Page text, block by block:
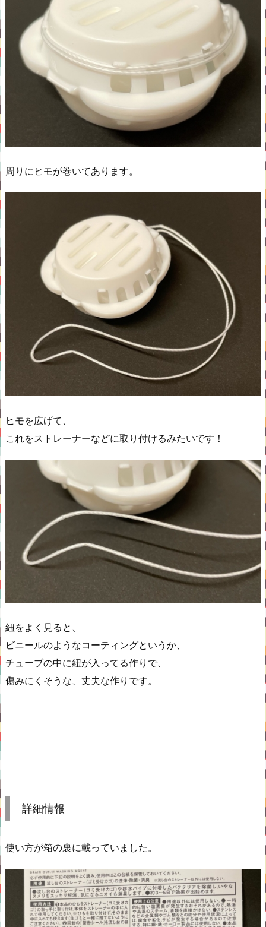
周りにヒモが巻いてあります。
ヒモを広げて、
これをストレーナーなどに取り付けるみたいです！
紐をよく見ると、
ビニールのようなコーティングというか、
チューブの中に紐が入ってる作りで、
傷みにくそうな、丈夫な作りです。
詳細情報
使い方が箱の裏に載っていました。